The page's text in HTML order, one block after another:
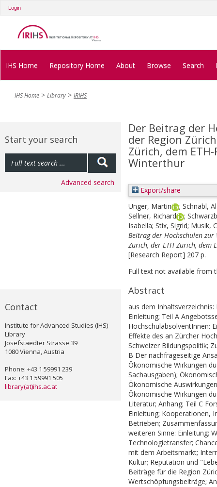
Login
IHS Home Repository Home About Browse Search
IHS Home Library IRIHS
Start your search
Advanced search
Contact
Institute for Advanced Studies (IHS)
Library
Josefstaedter Strasse 39
1080 Vienna, Austria
Phone: +43 1 59991 239
Fax: +43 1 59991 505
library(at)ihs.ac.at
Der Beitrag der
der Region
Zürich, dem
Winterthur
Export/share
Unger, Martin
; Schnabl,
Sellner, Richard
;
Isabella; Stix, Sigrid; Musik,
Beitrag der Hochschulen
Zürich, der ETH Zürich, dem
[Research Report] 207 p.
Full text not available from
Abstract
aus dem
Einleitung; Teil A
HochschulabsolventInnen:
Effekte des an Zürcher
Schweizer Bildungspolitik;
B Der nachfrageseitige
Ökonomische Wirkungen
Sachausgaben);
Ökonomische
Ökonomische Wirkungen
Literatur; Anhang; Teil C
Einleitung; Kooperationen,
Betrieben;
weiteren Sinne: Einleitung;
Technologietransfer;
mit dem Arbeitsmarkt;
Kultur; Reputation und
Beiträge für die Region
Wertschöpfungsbeiträge;